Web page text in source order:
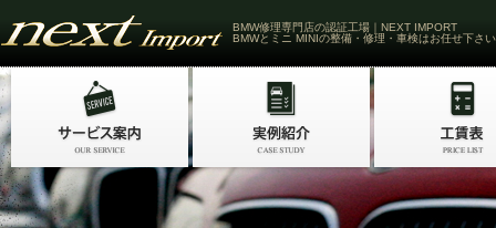
BMW修理専門店の認証工場｜NEXT IMPORT
BMWとミニ MINIの整備・修理・車検はお任せ下さい